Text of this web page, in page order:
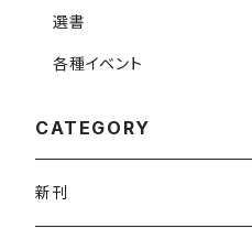
選書
各種イベント
CATEGORY
新刊